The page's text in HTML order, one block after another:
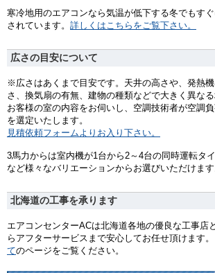
寒冷地用のエアコンなら気温が低下する冬でもす
されています。 詳しくはこちらをご覧下さい。
広さの目安について
※広さはあくまで目安です。天井の高さや、発熱
さ、換気扇の有無、建物の種類などで大きく異なる
お客様の室の内容をお伺いし、空調技術者が空調
を選定いたします。
見積依頼フォームよりお入り下さい。
3馬力からは室内機が1台から2～4台の同時運転タ
など様々なバリエーションからお選びいただけます
北海道の工事を承ります
エアコンセンターACは北海道各地の優良な工事店
らアフターサービスまで安心してお任せ頂けます
てのページをご覧ください。